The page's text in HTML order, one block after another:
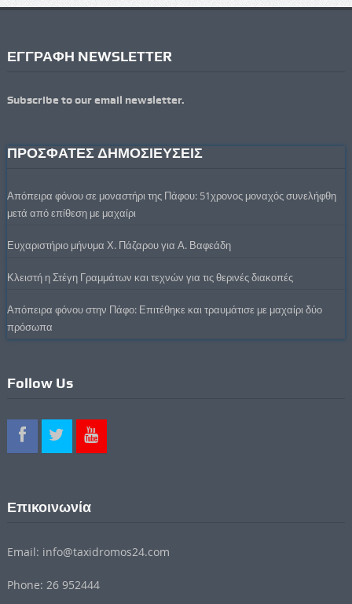
ΕΓΓΡΑΦΗ NEWSLETTER
Subscribe to our email newsletter.
ΠΡΟΣΦΑΤΕΣ ΔΗΜΟΣΙΕΥΣΕΙΣ
Απόπειρα φόνου σε μοναστήρι της Πάφου: 51χρονος μοναχός συνελήφθη
μετά από επίθεση με μαχαίρι
Ευχαριστήριο μήνυμα Χ. Πάζαρου για Α. Βαφεάδη
Κλειστή η Στέγη Γραμμάτων και τεχνών για τις θερινές διακοπές
Απόπειρα φόνου στην Πάφο: Επιτέθηκε και τραυμάτισε με μαχαίρι δύο
πρόσωπα
Follow Us
Επικοινωνία
Email: info@taxidromos24.com
Phone: 26 952444